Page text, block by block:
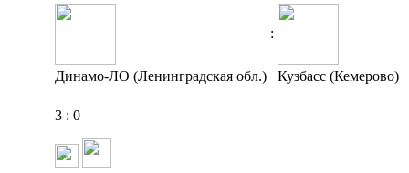
:
Динамо-ЛО (Ленинградская обл.) Кузбасс (Кемерово)
3 : 0